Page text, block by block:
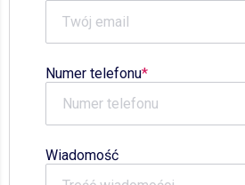
Numer telefonu
Wiadomość